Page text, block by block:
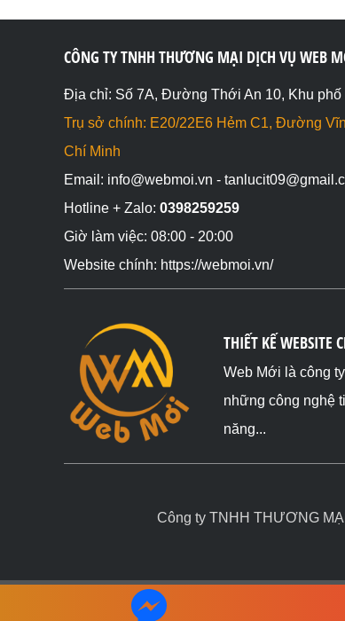
CÔNG TY TNHH THƯƠNG MẠI DỊCH VỤ WEB
Địa chỉ: Số 7A, Đường Thới An 10, Khu
Trụ sở chính: E20/22E6 Hẻm C1, Đường
Chí Minh
Email: info@webmoi.vn -
Hotline + Zalo: 0398259259
Giờ làm việc: 08:00 - 20:00
Website chính: https://webmoi.vn/
THIẾT KẾ WEBSITE
Web Mới là công
những công nghệ
năng...
Công ty TNHH THƯƠNG